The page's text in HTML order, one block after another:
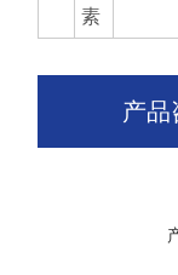
素
产品